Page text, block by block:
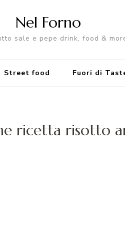
Nel Forno
sale e pepe drink, food &
Street food Fuori di
ricetta risotto